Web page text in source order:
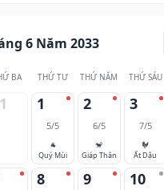
6 Năm 2033
BA THỨ TƯ THỨ NĂM THỨ SÁU
1
5/5
🐐
Quý Mùi
2
6/5
🐒
Giáp Thân
3
7/5
🐓
Ất Dậu
8 9 10